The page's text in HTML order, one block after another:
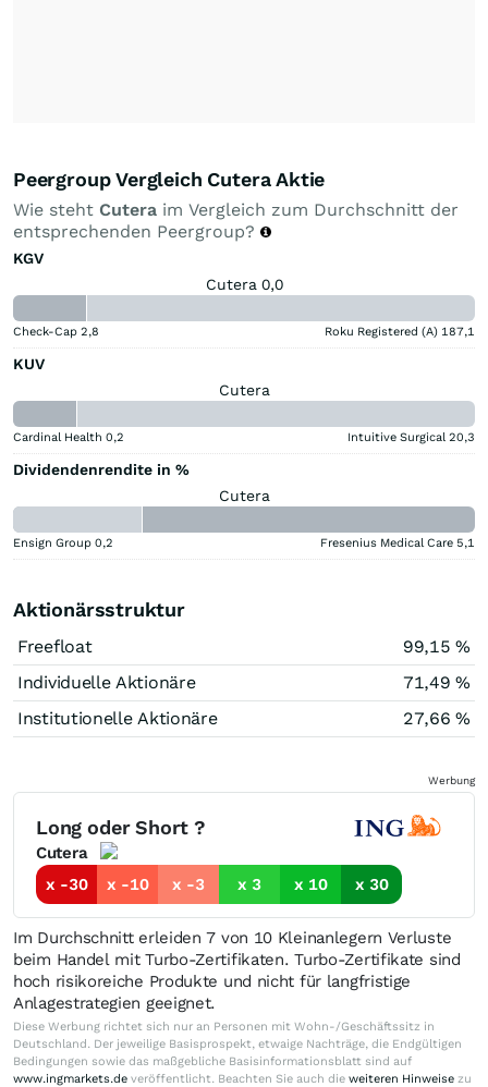
Peergroup Vergleich Cutera Aktie
Wie steht Cutera im Vergleich zum Durchschnitt der
entsprechenden Peergroup?
KGV
Cutera 0,0
Check-Cap 2,8 Roku Registered (A) 187,1
KUV
Cutera
Cardinal Health 0,2 Intuitive Surgical 20,3
Dividendenrendite in %
Cutera
Ensign Group 0,2 Fresenius Medical Care 5,1
Aktionärsstruktur
Freefloat
99,15 %
Individuelle Aktionäre
71,49 %
Institutionelle Aktionäre
27,66 %
Werbung
Long oder Short ?
Cutera
x -30
x -10 x -3 x 3 x 10 x 30
Im Durchschnitt erleiden 7 von 10 Kleinanlegern Verluste
beim Handel mit Turbo-Zertifikaten. Turbo-Zertifikate sind
hoch risikoreiche Produkte und nicht für langfristige
Anlagestrategien geeignet.
Diese Werbung richtet sich nur an Personen mit Wohn-/Geschäftssitz in
Deutschland. Der jeweilige Basisprospekt, etwaige Nachträge, die Endgültigen
Bedingungen sowie das maßgebliche Basisinformationsblatt sind auf
www.ingmarkets.de veröffentlicht. Beachten Sie auch die weiteren Hinweise zu